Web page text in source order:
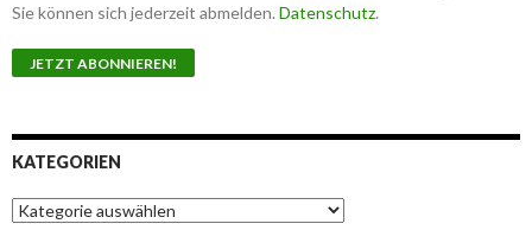
Sie können sich jederzeit abmelden. Datenschutz.
KATEGORIEN
K